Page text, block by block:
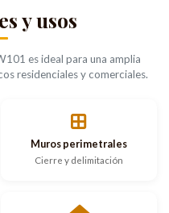
y usos
es ideal para una amplia
residenciales y comerciales.
Muros perimetrales
Cierre y delimitación